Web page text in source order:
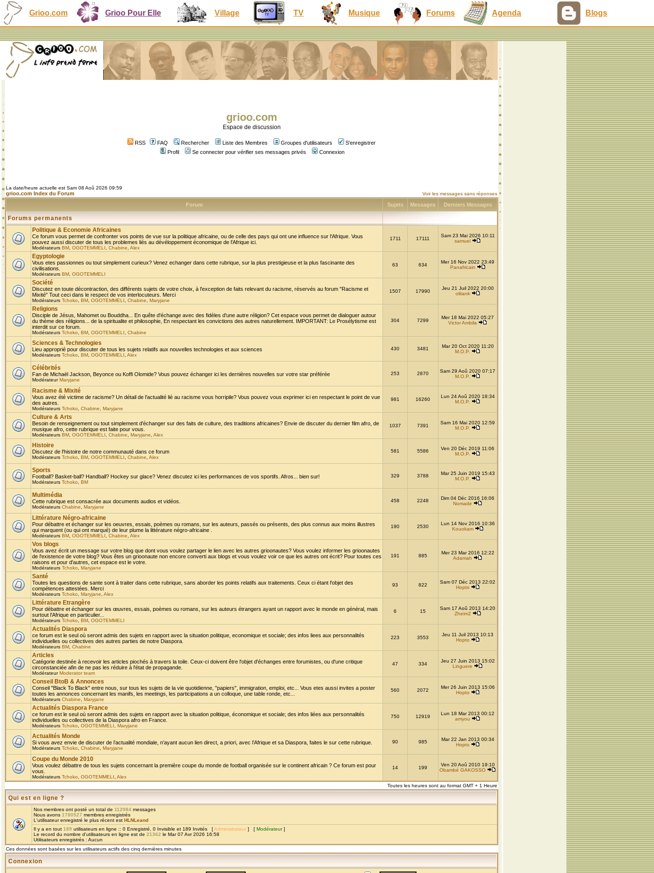
Grioo.com Grioo Pour Elle Village TV Musique Forums Agenda Blogs
grioo.com
Espace de discussion
RSS FAQ Rechercher Liste des Membres Groupes d'utilisateurs
S'enregistrer
Profil
Se connecter pour vérifier ses messages privés Connexion
La date/heure actuelle est Sam 08 Aoû 2026 09:59
grioo.com Index du Forum Voir les messages sans réponses
Forum Sujets Messages Derniers Messages
Forums permanents
Politique & Economie Africaines
Ce forum vous permet de confronter vos points de vue sur la politique africaine, ou de celle des pays qui ont une influence sur l'Afrique. Vous
pouvez aussi discuter de tous les problemes liés au dévéloppement économique de l'Afrique ici.
Modérateurs BM OGOTEMMELI Chabine Alex
1711 17111
Sam 23 Mai 2026 10:11
samuel
Egyptologie
Vous etes passionnes ou tout simplement curieux? Venez echanger dans cette rubrique, sur la plus prestigieuse et la plus fascinante des
civilisations.
Modérateurs BM OGOTEMMELI
63 634
Mer 16 Nov 2022 23:49
Panafricain
Société
Discutez en toute décontraction, des différents sujets de votre choix, à l'exception de faits relevant du racisme, réservés au forum "Racisme et
Mixité" Tout ceci dans le respect de vos interlocuteurs. Merci
Modérateurs Tchoko BM OGOTEMMELI Chabine Maryjane
1507 17990
Jeu 21 Juil 2022 20:00
olitank
Religions
Disciple de Jésus, Mahomet ou Bouddha... En quête d'échange avec des fidèles d'une autre réligion? Cet espace vous permet de dialoguer autour
du thème des réligions... de la spiritualite et philosophie, En respectant les convictions des autres naturellement. IMPORTANT: Le Prosélytisme est
interdit sur ce forum.
Modérateurs Tchoko BM OGOTEMMELI Chabine
304 7299
Mer 18 Mai 2022 05:27
Victor Ambila
Sciences & Technologies
Lieu approprié pour discuter de tous les sujets relatifs aux nouvelles technologies et aux sciences
Modérateurs Tchoko BM OGOTEMMELI Alex
430 3481
Mar 20 Oct 2020 11:20
M.O.P.
Célébrités
Fan de Michaël Jackson, Beyonce ou Koffi Olomide? Vous pouvez échanger ici les dernières nouvelles sur votre star préférée
ModérateurMaryjane
253 2870
Sam 29 Aoû 2020 07:17
M.O.P.
Racisme & Mixité
Vous avez été victime de racisme? Un détail de l'actualité lié au racisme vous horripile? Vous pouvez vous exprimer ici en respectant le point de vue
des autres.
Modérateurs Tchoko Chabine Maryjane
981 16260
Lun 24 Aoû 2020 18:34
M.O.P.
Culture & Arts
Besoin de renseignement ou tout simplement d'échanger sur des faits de culture, des traditions africaines? Envie de discuter du dernier film afro, de
musique afro, cette rubrique est faite pour vous.
Modérateurs BM OGOTEMMELI Chabine Maryjane Alex
1037 7391
Sam 16 Mai 2020 12:59
M.O.P.
Histoire
Discutez de l'histoire de notre communauté dans ce forum
Modérateurs Tchoko BM OGOTEMMELI Chabine Alex
581 5586
Ven 20 Déc 2019 11:06
M.O.P.
Sports
Football? Basket-ball? Handball? Hockey sur glace? Venez discutez ici les performances de vos sportifs. Afros... bien sur!
Modérateurs Tchoko BM
329 3788
Mar 25 Juin 2019 15:43
M.O.P.
Multimédia
Cette rubrique est consacrée aux documents audios et vidéos.
Modérateurs Chabine Maryjane
458 2248
Dim 04 Déc 2016 16:06
Nomade
Littérature Négro-africaine
Pour débattre et échanger sur les oeuvres, essais, poèmes ou romans, sur les auteurs, passés ou présents, des plus connus aux moins illustres
qui marquent (ou qui ont marqué) de leur plume la littérature négro-africaine .
Modérateurs BM OGOTEMMELI Chabine Alex
190 2530
Lun 14 Nov 2016 10:36
Kouokam
Vos blogs
Vous avez écrit un message sur votre blog que dont vous voulez partager le lien avec les autres grioonautes? Vous voulez informer les grioonautes
de l'existence de votre blog? Vous êtes un grioonaute non encore converti aux blogs et vous voulez voir ce que les autres ont écrit? Pour toutes ces
raisons et pour d'autres, cet espace est le votre.
Modérateurs Tchoko Maryjane
191 885
Mer 23 Mar 2016 12:22
Adamah
Santé
Toutes les questions de sante sont à traiter dans cette rubrique, sans aborder les points relatifs aux traitements. Ceux ci étant l'objet des
compétences attestées. Merci
Modérateurs Tchoko Maryjane Alex
93 822
Sam 07 Déc 2013 22:02
Hopto
Littérature Etrangère
Pour débattre et échanger sur les œuvres, essais, poèmes ou romans, sur les auteurs étrangers ayant un rapport avec le monde en général, mais
surtout l'Afrique en particulier...
Modérateurs Tchoko BM OGOTEMMELI
6 15
Sam 17 Aoû 2013 14:20
Zheim2
Actualités Diaspora
ce forum est le seul où seront admis des sujets en rapport avec la situation politique, economique et sociale; des infos liees aux personnalités
individuelles ou collectives des autres parties de notre Diaspora.
Modérateurs BM Chabine
223 3553
Jeu 11 Juil 2013 10:13
Hopto
Articles
Catégorie destinée à recevoir les articles piochés à travers la toile. Ceux-ci doivent être l'objet d'échanges entre forumistes, ou d'une critique
circonstanciée afin de ne pas les réduire à l'état de propagande.
ModérateurModerator team
47 334
Jeu 27 Juin 2013 15:02
Linguere
Conseil BtoB & Annonces
Conseil "Black To Black" entre nous, sur tous les sujets de la vie quotidienne, "papiers", immigration, emploi, etc... Vous etes aussi invites a poster
toutes les annonces concernant les manifs, les meetings, les participations a un colloque, une table ronde, etc...
Modérateurs Chabine Maryjane
560 2072
Mer 26 Juin 2013 15:06
Hopto
Actualités Diaspora France
ce forum est le seul où seront admis des sujets en rapport avec la situation politique, économique et sociale; des infos liées aux personnalités
individuelles ou collectives de la Diaspora afro en France.
Modérateurs Tchoko OGOTEMMELI Maryjane
750 12919
Lun 18 Mar 2013 00:12
amyou
Actualités Monde
Si vous avez envie de discuter de l’actualité mondiale, n’ayant aucun lien direct, a priori, avec l’Afrique et sa Diaspora, faites le sur cette rubrique.
Modérateurs Tchoko Chabine Maryjane
90 985
Mar 22 Jan 2013 00:34
Hopto
Coupe du Monde 2010
Vous voulez débattre de tous les sujets concernant la première coupe du monde de football organisée sur le continent africain ? Ce forum est pour
vous.
Modérateurs Tchoko OGOTEMMELI Alex
14 199
Ven 20 Aoû 2010 19:10
Obambé GAKOSSO
Toutes les heures sont au format GMT + 1 Heure
Qui est en ligne ?
Nos membres ont posté un total de 112984 messages
Nous avons 1780527 membres enregistrés
L'utilisateur enregistré le plus récent est HLNLeand
Il y a en tout 189 utilisateurs en ligne :: 0 Enregistré, 0 Invisible et 189 Invités [Administrateur ] [ Modérateur]
Le record du nombre d'utilisateurs en ligne est de 21362 le Mar 07 Avr 2026 16:58
Utilisateurs enregistrés : Aucun
Ces données sont basées sur les utilisateurs actifs des cinq dernières minutes
Connexion